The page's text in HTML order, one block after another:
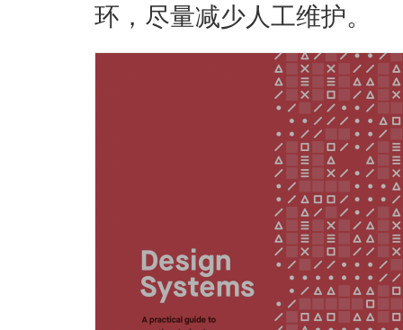
环，尽量减少人工维护。